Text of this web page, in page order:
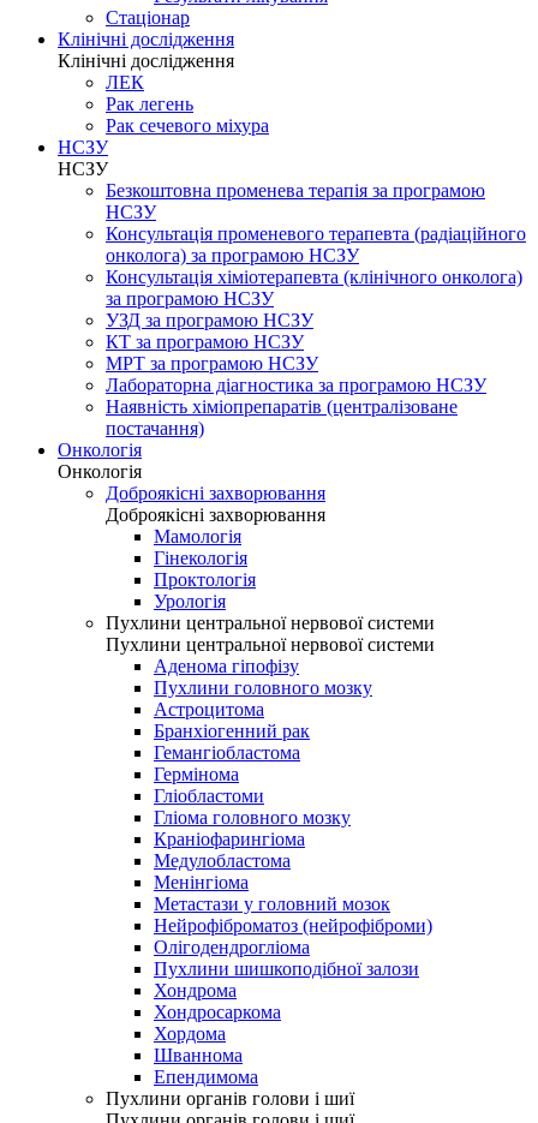
Стаціонар
Клінічні дослідження
Клінічні дослідження
ЛЕК
Рак легень
Рак сечевого міхура
НСЗУ
НСЗУ
Безкоштовна променева терапія за програмою
НСЗУ
Консультація променевого терапевта (радіаційного
онколога) за програмою НСЗУ
Консультація хіміотерапевта (клінічного онколога)
за програмою НСЗУ
УЗД за програмою НСЗУ
КТ за програмою НСЗУ
МРТ за програмою НСЗУ
Лабораторна діагностика за програмою НСЗУ
Наявність хіміопрепаратів (централізоване
постачання)
Онкологія
Онкологія
Доброякісні захворювання
Доброякісні захворювання
Мамологія
Гінекологія
Проктологія
Урологія
Пухлини центральної нервової системи
Пухлини центральної нервової системи
Аденома гіпофізу
Пухлини головного мозку
Астроцитома
Бранхіогенний рак
Гемангіобластома
Гермінома
Гліобластоми
Гліома головного мозку
Краніофарингіома
Медулобластома
Менінгіома
Метастази у головний мозок
Нейрофіброматоз (нейрофіброми)
Олігодендрогліома
Пухлини шишкоподібної залози
Хондрома
Хондросаркома
Хордома
Шваннома
Епендимома
Пухлини органів голови і шиї